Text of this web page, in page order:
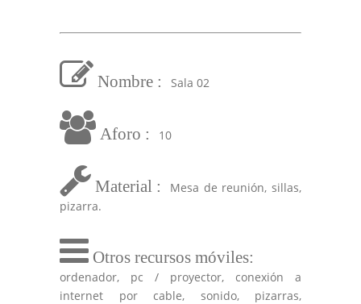
Nombre : Sala 02
Aforo : 10
Material :
Mesa de reunión, sillas,
pizarra.
Otros recursos móviles:
ordenador, pc / proyector, conexión a
internet por cable, sonido, pizarras,